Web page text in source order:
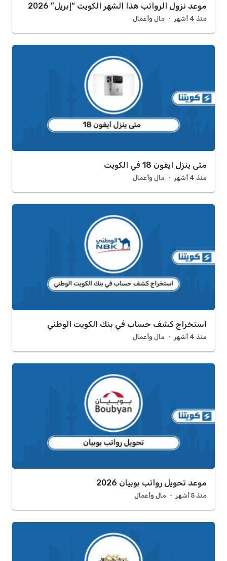
موعد نزول الرواتب هذا الشهر الكويت “إبريل” 2026
منذ 4 أشهر مال وأعمال
متى ينزل ايفون 18 في الكويت
منذ 4 أشهر مال وأعمال
استخراج كشف حساب في بنك الكويت الوطني
منذ 4 أشهر مال وأعمال
موعد تحويل رواتب بوبيان 2026
منذ 5 أشهر مال وأعمال